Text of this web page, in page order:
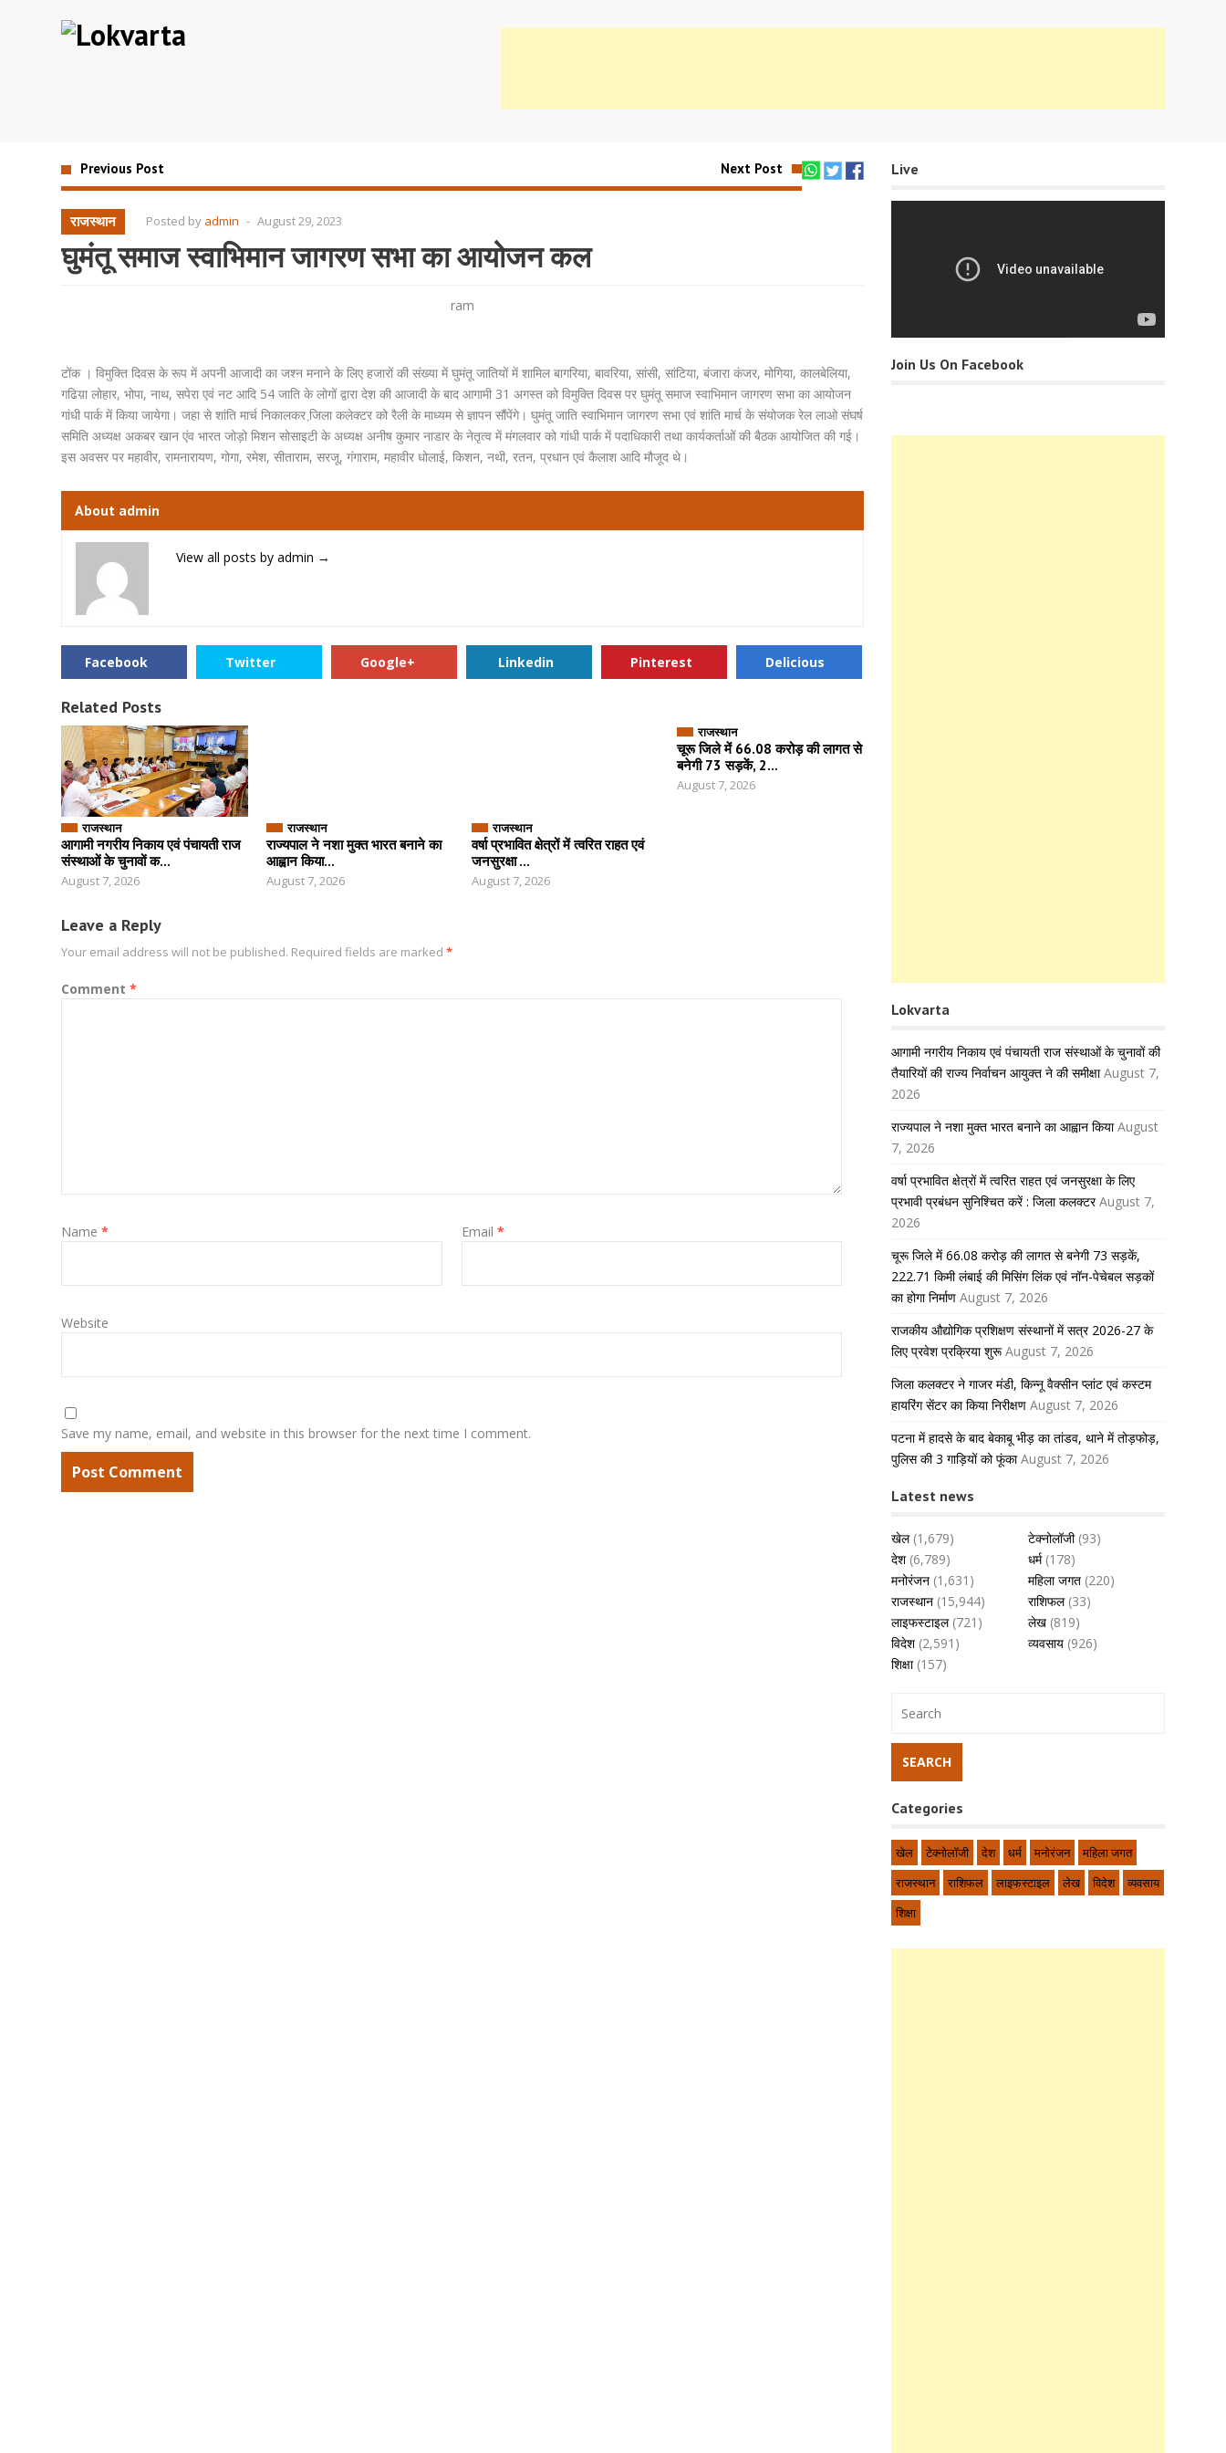
Previous Post Next Post
राजस्थान Posted by admin - August 29, 2023
घुमंतू समाज स्वाभिमान जागरण सभा का आयोजन कल
ram
टोंक । विमुक्ति दिवस के रूप में अपनी आजादी का जश्न मनाने के लिए हजारों की संख्या में घुमंतू जातियों में शामिल बागरिया, बावरिया, सांसी, सांटिया, बंजारा कंजर, मोगिया, कालबेलिया,
गढिय़ा लोहार, भोपा, नाथ, सपेरा एवं नट आदि 54 जाति के लोगों द्वारा देश की आजादी के बाद आगामी 31 अगस्त को विमुक्ति दिवस पर घुमंतू समाज स्वाभिमान जागरण सभा का आयोजन
गांधी पार्क में किया जायेगा। जहा से शांति मार्च निकालकर जि़ला कलेक्टर को रैली के माध्यम से ज्ञापन सौंपेंगे। घुमंतू जाति स्वाभिमान जागरण सभा एवं शांति मार्च के संयोजक रेल लाओ संघर्ष
समिति अध्यक्ष अकबर खान एंव भारत जोड़ो मिशन सोसाइटी के अध्यक्ष अनीष कुमार नाडार के नेतृत्व में मंगलवार को गांधी पार्क में पदाधिकारी तथा कार्यकर्ताओं की बैठक आयोजित की गई।
इस अवसर पर महावीर, रामनारायण, गोगा, रमेश, सीताराम, सरजू, गंगाराम, महावीर धोलाई, किशन, नथी, रतन, प्रधान एवं कैलाश आदि मौजूद थे।
About admin
View all posts by admin →
Facebook Twitter Google+ Linkedin Pinterest Delicious
Related Posts
राजस्थान
आगामी नगरीय निकाय एवं पंचायती राज
संस्थाओं के चुनावों क...
August 7, 2026
राजस्थान
राज्यपाल ने नशा मुक्त भारत बनाने का
आह्वान किया...
August 7, 2026
राजस्थान
वर्षा प्रभावित क्षेत्रों में त्वरित राहत एवं
जनसुरक्षा ...
August 7, 2026
राजस्थान
चूरू जिले में 66.08 करोड़ की लागत से
बनेगी 73 सड़कें, 2...
August 7, 2026
Leave a Reply
Your email address will not be published. Required fields are marked *
Comment *
Name * Email *
Website
Save my name, email, and website in this browser for the next time I comment.
Live
Join Us On Facebook
Lokvarta
आगामी नगरीय निकाय एवं पंचायती राज संस्थाओं के चुनावों की
तैयारियों की राज्य निर्वाचन आयुक्त ने की समीक्षा August 7,
2026
राज्यपाल ने नशा मुक्त भारत बनाने का आह्वान किया August
7, 2026
वर्षा प्रभावित क्षेत्रों में त्वरित राहत एवं जनसुरक्षा के लिए
प्रभावी प्रबंधन सुनिश्चित करें : जिला कलक्टर August 7,
2026
चूरू जिले में 66.08 करोड़ की लागत से बनेगी 73 सड़कें,
222.71 किमी लंबाई की मिसिंग लिंक एवं नॉन-पेचेबल सड़कों
का होगा निर्माण August 7, 2026
राजकीय औद्योगिक प्रशिक्षण संस्थानों में सत्र 2026-27 के
लिए प्रवेश प्रक्रिया शुरू August 7, 2026
जिला कलक्टर ने गाजर मंडी, किन्नू वैक्सीन प्लांट एवं कस्टम
हायरिंग सेंटर का किया निरीक्षण August 7, 2026
पटना में हादसे के बाद बेकाबू भीड़ का तांडव, थाने में तोड़फोड़,
पुलिस की 3 गाड़ियों को फूंका August 7, 2026
Latest news
खेल(1,679) टेक्नोलॉजी(93)
देश(6,789) धर्म(178)
मनोरंजन (1,631) महिला जगत (220)
राजस्थान (15,944) राशिफल(33)
लाइफस्टाइल(721) लेख (819)
विदेश(2,591) व्यवसाय (926)
शिक्षा(157)
Categories
खेल टेक्नोलॉजी देश धर्म मनोरंजन
महिला जगत
राजस्थान
राशिफल लाइफस्टाइल लेख विदेश
व्यवसाय
शिक्षा